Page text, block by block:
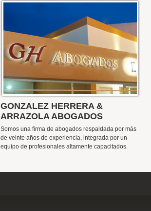
GONZALEZ HERRERA &
ARRAZOLA ABOGADOS
Somos una firma de abogados respaldada por más
de veinte años de experiencia, integrada por un
equipo de profesionales altamente capacitados.